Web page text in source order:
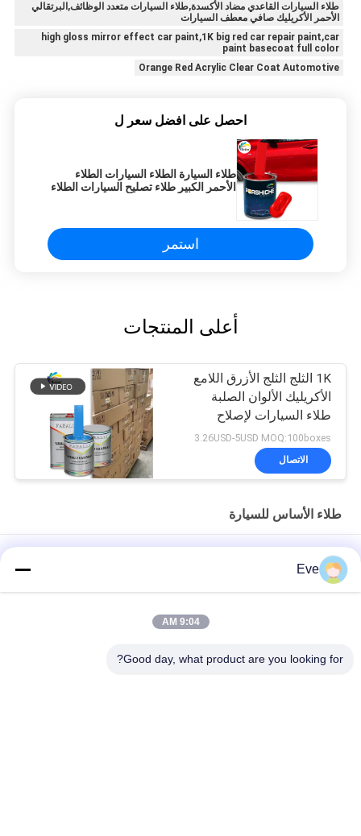
طلاء السيارات القاعدي مضاد الأكسدة,طلاء السيارات متعدد الوظائف,البرتقالي
الأحمر الأكريليك صافي معطف السيارات
high gloss mirror effect car paint,1K big red car repair paint,car
paint basecoat full color
Orange Red Acrylic Clear Coat Automotive
احصل على افضل سعر ل
طلاء السيارة الطلاء السيارات الطلاء
الأحمر الكبير طلاء تصليح السيارات الطلاء
استمر
أعلى المنتجات
1K الثلج الثلج الأزرق اللامع
الأكريليك الألوان الصلبة
طلاء السيارات لإصلاح
سيارة مستعملة
3.26USD-5USD MOQ:100boxes
الاتصال
طلاء الأساس للسيارة
طلاء سيارات متعدد الوظائف الطلاء الأساسي المقاوم للرطوبة المقاوم
للأشعة فوق البنفسجية
طلاء سيارة أزرق لامع معطف أكريليك مضاد للطقس
Eve
9:04 AM
Good day, what product are you looking for?